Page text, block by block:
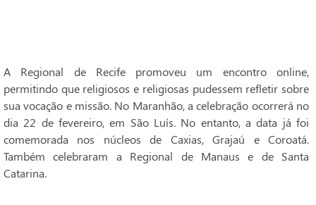
A Regional de Recife promoveu um encontro online,
permitindo que religiosos e religiosas pudessem refletir sobre
sua vocação e missão. No Maranhão, a celebração ocorrerá no
dia 22 de fevereiro, em São Luís. No entanto, a data já foi
comemorada nos núcleos de Caxias, Grajaú e Coroatá.
Também celebraram a Regional de Manaus e de Santa
Catarina.